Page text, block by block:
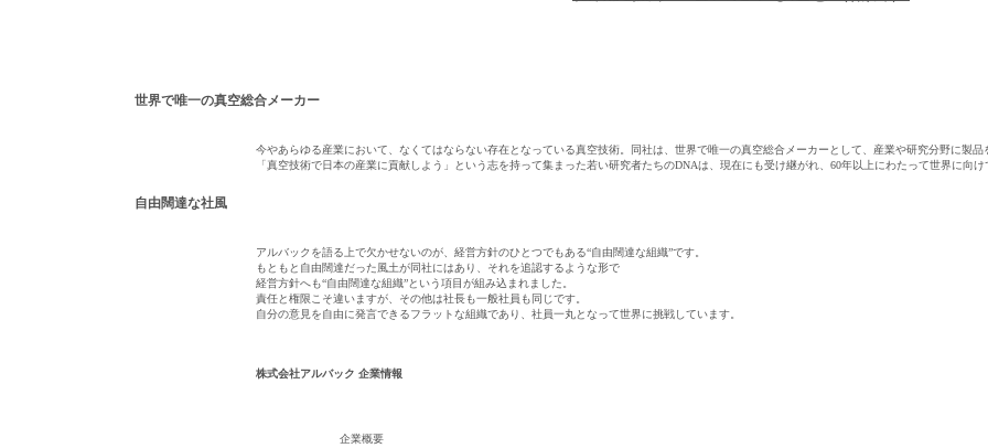
世界で唯一の真空総合メーカー
今やあらゆる産業において、なくてはならない存在となっている真空技術。同社は、世界で唯一の真空総合メーカーとして、産業や研究分野に製品
「真空技術で日本の産業に貢献しよう」という志を持って集まった若い研究者たちのDNAは、現在にも受け継がれ、60年以上にわたって世界に向け
自由闊達な社風
アルバックを語る上で欠かせないのが、経営方針のひとつでもある“自由闊達な組織”です。
もともと自由闊達だった風土が同社にはあり、それを追認するような形で
経営方針へも“自由闊達な組織”という項目が組み込まれました。
責任と権限こそ違いますが、その他は社長も一般社員も同じです。
自分の意見を自由に発言できるフラットな組織であり、社員一丸となって世界に挑戦しています。
株式会社アルバック 企業情報
企業概要